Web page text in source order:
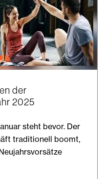
der
2025
steht bevor. Der
traditionell boomt,